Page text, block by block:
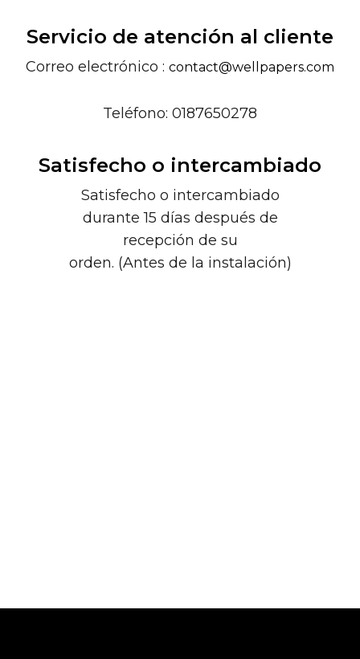
Servicio de atención al cliente
Correo electrónico : contact@wellpapers.com
Teléfono: 0187650278
Satisfecho o intercambiado
Satisfecho o intercambiado
durante 15 días después de
recepción de su
orden. (Antes de la instalación)